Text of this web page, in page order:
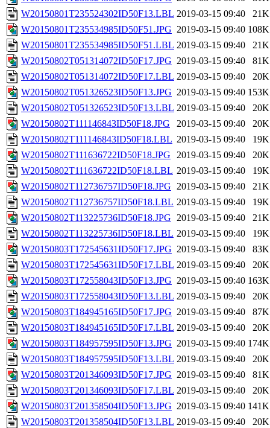
W20150801T235524302ID50F13.LBL 2019-03-15 09:40
21K
W20150801T235534985ID50F51.JPG 2019-03-15 09:40 108K
W20150801T235534985ID50F51.LBL 2019-03-15 09:40
21K
W20150802T051314072ID50F17.JPG 2019-03-15 09:40
81K
W20150802T051314072ID50F17.LBL 2019-03-15 09:40
20K
W20150802T051326523ID50F13.JPG 2019-03-15 09:40 153K
W20150802T051326523ID50F13.LBL 2019-03-15 09:40
20K
W20150802T111146843ID50F18.JPG
2019-03-15 09:40
20K
W20150802T111146843ID50F18.LBL 2019-03-15 09:40
19K
W20150802T111636722ID50F18.JPG
2019-03-15 09:40
20K
W20150802T111636722ID50F18.LBL 2019-03-15 09:40
19K
W20150802T112736757ID50F18.JPG 2019-03-15 09:40
21K
W20150802T112736757ID50F18.LBL 2019-03-15 09:40
19K
W20150802T113225736ID50F18.JPG 2019-03-15 09:40
21K
W20150802T113225736ID50F18.LBL 2019-03-15 09:40
19K
W20150803T172545631ID50F17.JPG 2019-03-15 09:40
83K
W20150803T172545631ID50F17.LBL 2019-03-15 09:40
20K
W20150803T172558043ID50F13.JPG 2019-03-15 09:40 163K
W20150803T172558043ID50F13.LBL 2019-03-15 09:40
20K
W20150803T184945165ID50F17.JPG 2019-03-15 09:40
87K
W20150803T184945165ID50F17.LBL 2019-03-15 09:40
20K
W20150803T184957595ID50F13.JPG 2019-03-15 09:40 174K
W20150803T184957595ID50F13.LBL 2019-03-15 09:40
20K
W20150803T201346093ID50F17.JPG 2019-03-15 09:40
81K
W20150803T201346093ID50F17.LBL 2019-03-15 09:40
20K
W20150803T201358504ID50F13.JPG 2019-03-15 09:40 141K
W20150803T201358504ID50F13.LBL 2019-03-15 09:40
20K